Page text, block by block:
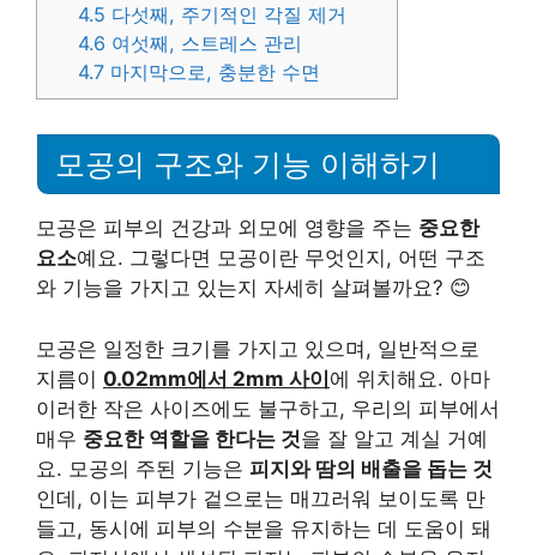
4.5 다섯째, 주기적인 각질 제거
4.6 여섯째, 스트레스 관리
4.7 마지막으로, 충분한 수면
모공의 구조와 기능 이해하기
모공은 피부의 건강과 외모에 영향을 주는 중요한
요소예요. 그렇다면 모공이란 무엇인지, 어떤 구조
와 기능을 가지고 있는지 자세히 살펴볼까요? 😊
모공은 일정한 크기를 가지고 있으며, 일반적으로
지름이 0.02mm에서 2mm 사이에 위치해요. 아마
이러한 작은 사이즈에도 불구하고, 우리의 피부에서
매우 중요한 역할을 한다는 것을 잘 알고 계실 거예
요. 모공의 주된 기능은 피지와 땀의 배출을 돕는 것
인데, 이는 피부가 겉으로는 매끄러워 보이도록 만
들고, 동시에 피부의 수분을 유지하는 데 도움이 돼